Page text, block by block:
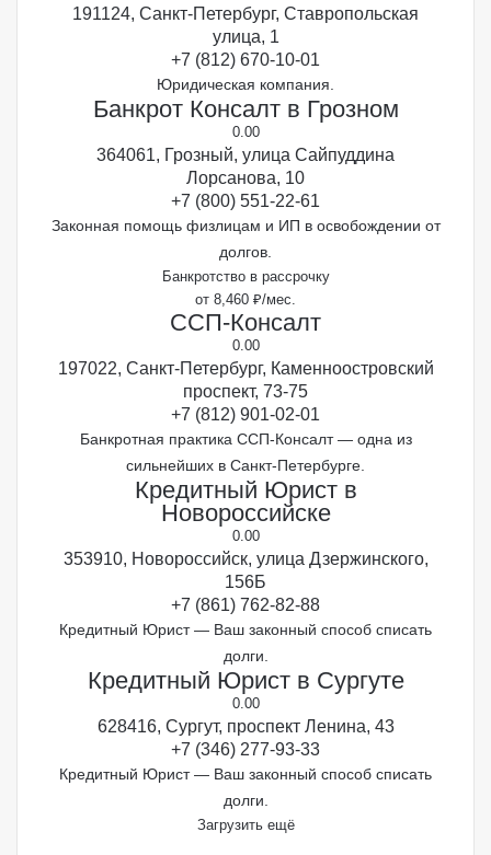
191124, Санкт-Петербург, Ставропольская
улица, 1
+7 (812) 670-10-01
Юридическая компания.
Банкрот Консалт в Грозном
0.00
364061, Грозный, улица Сайпуддина
Лорсанова, 10
+7 (800) 551-22-61
Законная помощь физлицам и ИП в освобождении от
долгов.
Банкротство в рассрочку
от 8,460 ₽/мес.
ССП-Консалт
0.00
197022, Санкт-Петербург, Каменноостровский
проспект, 73-75
+7 (812) 901-02-01
Банкротная практика ССП-Консалт — одна из
сильнейших в Санкт-Петербурге.
Кредитный Юрист в
Новороссийске
0.00
353910, Новороссийск, улица Дзержинского,
156Б
+7 (861) 762-82-88
Кредитный Юрист — Ваш законный способ списать
долги.
Кредитный Юрист в Сургуте
0.00
628416, Сургут, проспект Ленина, 43
+7 (346) 277-93-33
Кредитный Юрист — Ваш законный способ списать
долги.
Загрузить ещё